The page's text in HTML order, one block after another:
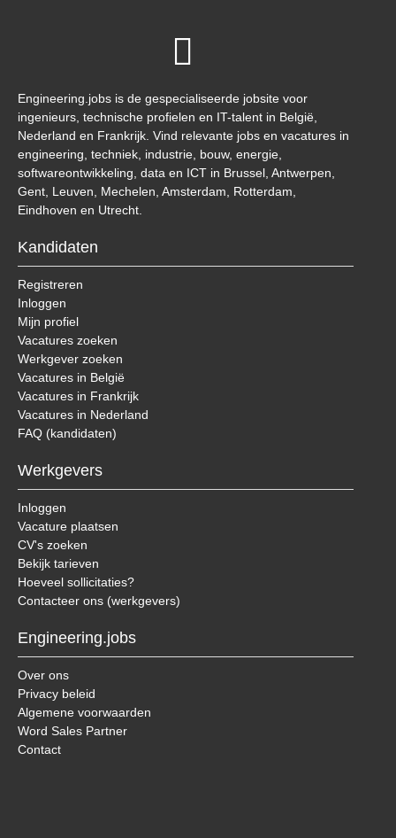
Engineering.jobs is de gespecialiseerde jobsite voor
ingenieurs, technische profielen en IT-talent in België,
Nederland en Frankrijk. Vind relevante jobs en vacatures in
engineering, techniek, industrie, bouw, energie,
softwareontwikkeling, data en ICT in Brussel, Antwerpen,
Gent, Leuven, Mechelen, Amsterdam, Rotterdam,
Eindhoven en Utrecht.
Kandidaten
Registreren
Inloggen
Mijn profiel
Vacatures zoeken
Werkgever zoeken
Vacatures in België
Vacatures in Frankrijk
Vacatures in Nederland
FAQ (kandidaten)
Werkgevers
Inloggen
Vacature plaatsen
CV's zoeken
Bekijk tarieven
Hoeveel sollicitaties?
Contacteer ons (werkgevers)
Engineering.jobs
Over ons
Privacy beleid
Algemene voorwaarden
Word Sales Partner
Contact